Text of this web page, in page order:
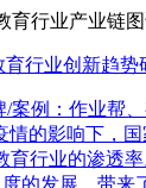
育行业创新趋势
案例：作业帮
情的影响下，
育行业的渗透